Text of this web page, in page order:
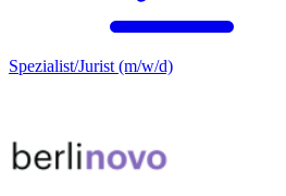
Spezialist/Jurist (m/w/d)